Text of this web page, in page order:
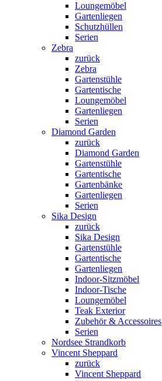
Loungemöbel
Gartenliegen
Schutzhüllen
Serien
Zebra
zurück
Zebra
Gartenstühle
Gartentische
Loungemöbel
Gartenliegen
Serien
Diamond Garden
zurück
Diamond Garden
Gartenstühle
Gartentische
Gartenbänke
Gartenliegen
Serien
Sika Design
zurück
Sika Design
Gartenstühle
Gartentische
Gartenliegen
Indoor-Sitzmöbel
Indoor-Tische
Loungemöbel
Teak Exterior
Zubehör & Accessoires
Serien
Nordsee Strandkorb
Vincent Sheppard
zurück
Vincent Sheppard